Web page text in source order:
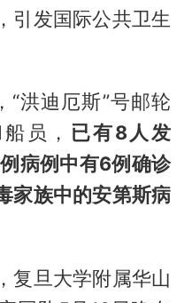
引发国际公共卫生
“洪迪厄斯”号邮轮
员， 已有8人发
病例中有6例确诊
家族中的安第斯病
复旦大学附属华山